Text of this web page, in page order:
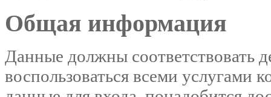
Общая информация
Данные должны соответствовать
воспользоваться всеми услугами